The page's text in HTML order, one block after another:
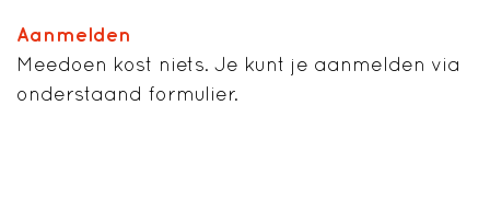
Aanmelden
Meedoen kost niets. Je kunt je aanmelden via
onderstaand formulier.